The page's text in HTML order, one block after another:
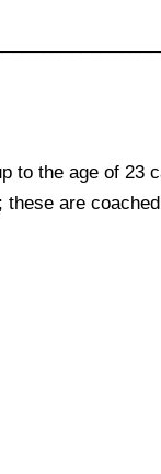
to the age of 23
these are coached